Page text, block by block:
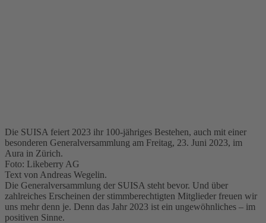
Die SUISA feiert 2023 ihr 100-jähriges Bestehen, auch mit einer
besonderen Generalversammlung am Freitag, 23. Juni 2023, im
Aura in Zürich.
Foto: Likeberry AG
Text von Andreas Wegelin.
Die Generalversammlung der SUISA steht bevor. Und über
zahlreiches Erscheinen der stimmberechtigten Mitglieder freuen wir
uns mehr denn je. Denn das Jahr 2023 ist ein ungewöhnliches – im
positiven Sinne.